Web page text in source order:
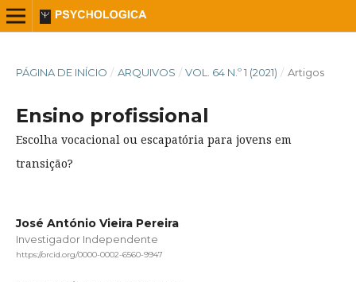
PÁGINA DE INÍCIO / ARQUIVOS / VOL. 64 N.º 1 (2021) / Artigos
Ensino profissional
Escolha vocacional ou escapatória para jovens em
transição?
José António Vieira Pereira
Investigador Independente
https://orcid.org/0000-0002-6560-9947